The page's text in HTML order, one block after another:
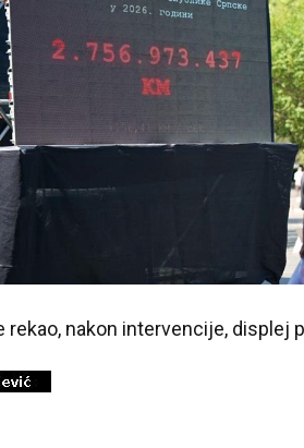
rekao, nakon intervencije, displej